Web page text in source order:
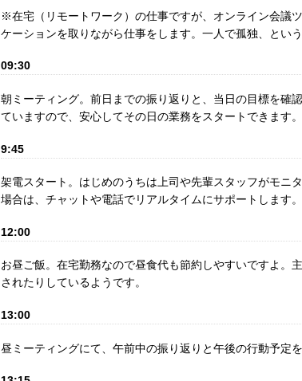
※在宅（リモートワーク）の仕事ですが、オンライン会議
ケーションを取りながら仕事をします。一人で孤独、とい
09:30
朝ミーティング。前日までの振り返りと、当日の目標を確
ていますので、安心してその日の業務をスタートできます。
9:45
架電スタート。はじめのうちは上司や先輩スタッフがモニ
場合は、チャットや電話でリアルタイムにサポートします。
12:00
お昼ご飯。在宅勤務なので昼食代も節約しやすいですよ。
されたりしているようです。
13:00
昼ミーティングにて、午前中の振り返りと午後の行動予定